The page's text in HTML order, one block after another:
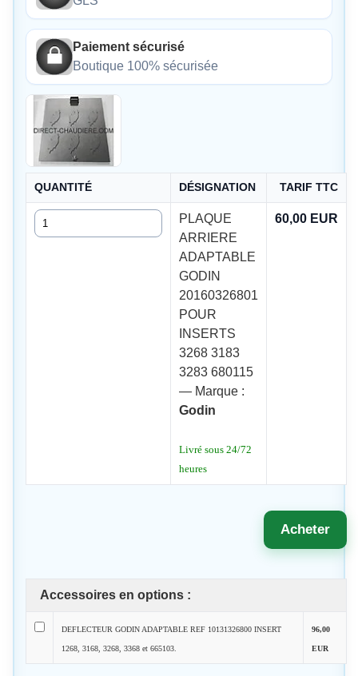
Paiement sécurisé
Boutique 100% sécurisée
QUANTITÉ DÉSIGNATION TARIF TTC
Quantité
PLAQUE
ARRIERE
ADAPTABLE
GODIN
20160326801
POUR
INSERTS
3268 3183
3283 680115
— Marque :
Godin
Livré sous 24/72
heures
60,00 EUR
Acheter
Accessoires en options :
DEFLECTEUR GODIN ADAPTABLE REF 10131326800 INSERT
1268, 3168, 3268, 3368 et 665103.
96,00
EUR